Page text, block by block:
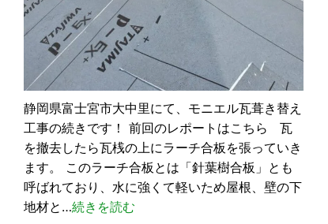
静岡県富士宮市大中里にて、モニエル瓦葺き替え
工事の続きです！ 前回のレポートはこちら 瓦
を撤去したら瓦桟の上にラーチ合板を張っていき
ます。 このラーチ合板とは「針葉樹合板」とも
呼ばれており、水に強くて軽いため屋根、壁の下
地材と…続きを読む